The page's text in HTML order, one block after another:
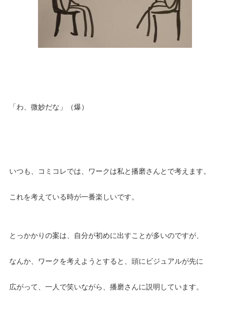
「わ、微妙だな」（爆）
いつも、コミコレでは、ワークは私と播磨さんとで考えます。
これを考えている時が一番楽しいです。
とっかかりの案は、自分が初めに出すことが多いのですが、
なんか、ワークを考えようとすると、頭にビジュアルが先に
広がって、一人で笑いながら、播磨さんに説明しています。